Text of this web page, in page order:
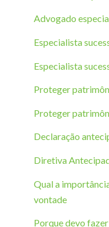
Advogado
Especialista
Especialista
Proteger
Proteger
Declaração
Diretiva
Qual a
vontade
Porque devo